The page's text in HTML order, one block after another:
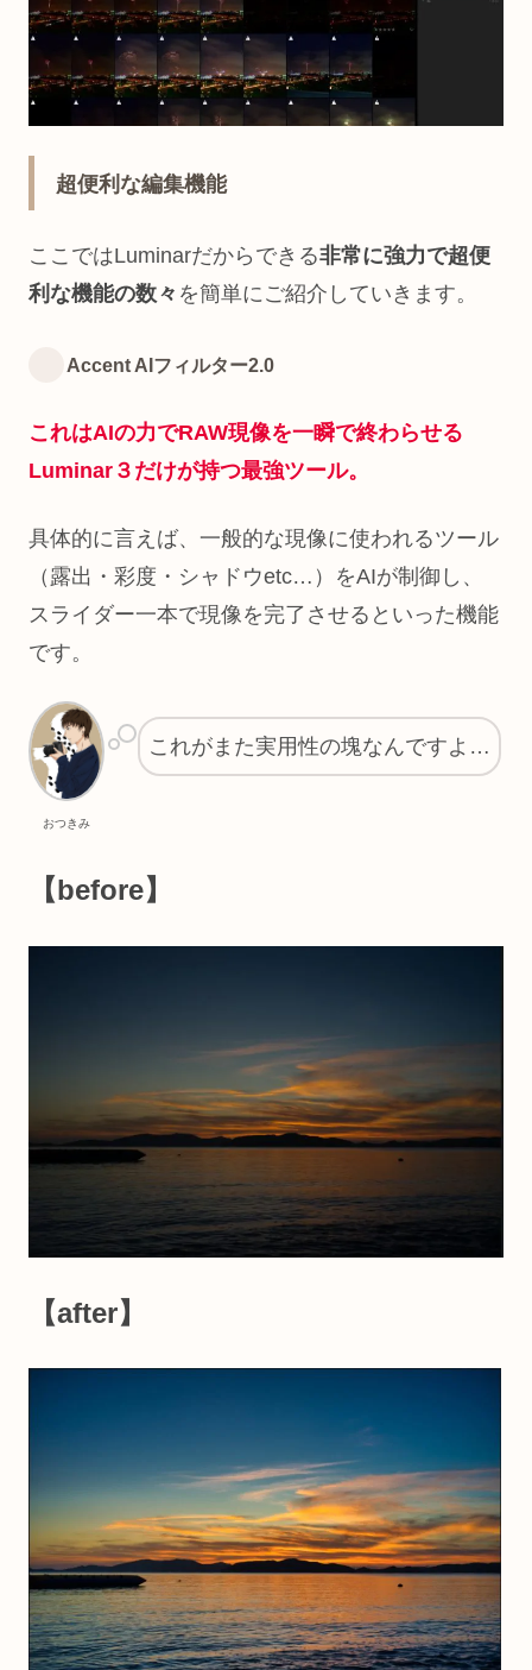
超便利な編集機能
ここではLuminarだからできる非常に強力で超便
利な機能の数々 を簡単にご紹介していきます。
Accent AIフィルター2.0
これはAIの力でRAW現像を一瞬で終わらせる
Luminar３だけが持つ最強ツール。
具体的に言えば、一般的な現像に使われるツール
（露出・彩度・シャドウetc…）をAIが制御し、
スライダー一本で現像を完了させるといった機能
です。
おつきみ
これがまた実用性の塊なんですよ…
【before】
【after】